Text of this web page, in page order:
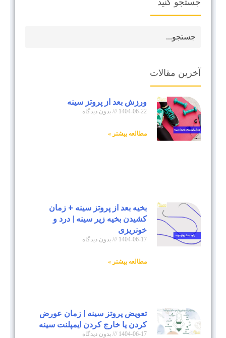
جستجو کنید
آخرین مقالات
ورزش بعد از پروتز سینه
1404-06-22 بدون دیدگاه
مطالعه بیشتر »
بخیه بعد از پروتز سینه + زمان
کشیدن بخیه زیر سینه | درد و
خونریزی
1404-06-17 بدون دیدگاه
مطالعه بیشتر »
تعویض پروتز سینه | زمان عورض
کردن یا خارج کردن ایمپلنت سینه
1404-06-17 بدون دیدگاه